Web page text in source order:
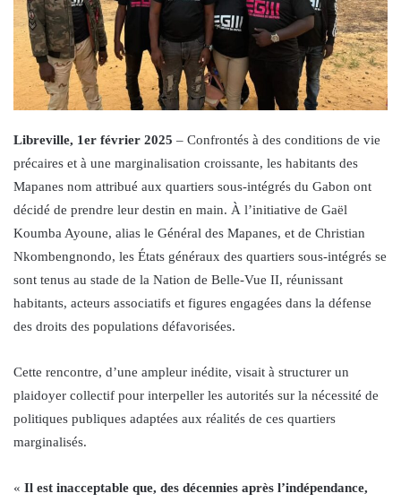
Libreville, 1er février 2025 – Confrontés à des conditions de vie
précaires et à une marginalisation croissante, les habitants des
Mapanes nom attribué aux quartiers sous-intégrés du Gabon ont
décidé de prendre leur destin en main. À l’initiative de Gaël
Koumba Ayoune, alias le Général des Mapanes, et de Christian
Nkombengnondo, les États généraux des quartiers sous-intégrés se
sont tenus au stade de la Nation de Belle-Vue II, réunissant
habitants, acteurs associatifs et figures engagées dans la défense
des droits des populations défavorisées.
Cette rencontre, d’une ampleur inédite, visait à structurer un
plaidoyer collectif pour interpeller les autorités sur la nécessité de
politiques publiques adaptées aux réalités de ces quartiers
marginalisés.
« Il est inacceptable que, des décennies après l’indépendance,